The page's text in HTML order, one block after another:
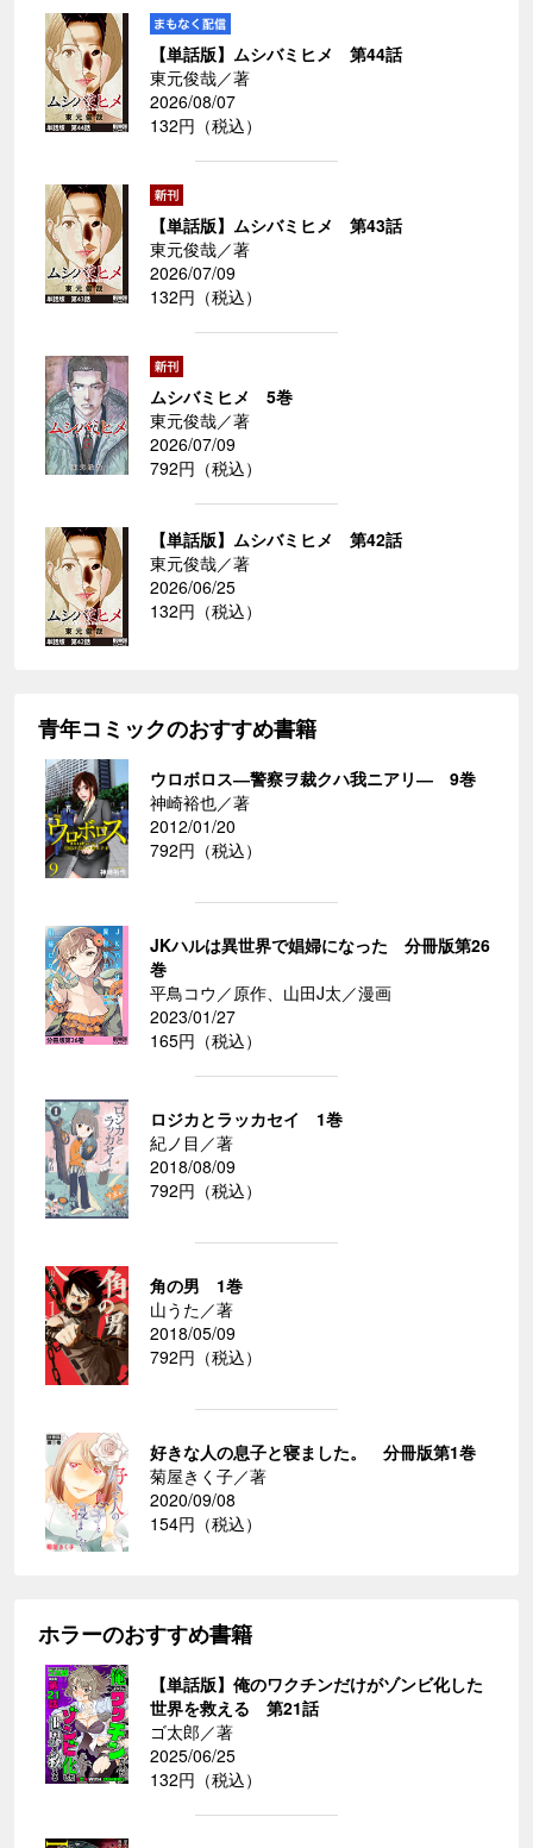
【単話版】ムシバミヒメ 第44話
東元俊哉／著
2026/08/07
132円（税込）
【単話版】ムシバミヒメ 第43話
東元俊哉／著
2026/07/09
132円（税込）
ムシバミヒメ 5巻
東元俊哉／著
2026/07/09
792円（税込）
【単話版】ムシバミヒメ 第42話
東元俊哉／著
2026/06/25
132円（税込）
青年コミックのおすすめ書籍
ウロボロス―警察ヲ裁クハ我ニアリ― 9巻
神崎裕也／著
2012/01/20
792円（税込）
JKハルは異世界で娼婦になった 分冊版第26
巻
平鳥コウ／原作、山田J太／漫画
2023/01/27
165円（税込）
ロジカとラッカセイ 1巻
紀ノ目／著
2018/08/09
792円（税込）
角の男 1巻
山うた／著
2018/05/09
792円（税込）
好きな人の息子と寝ました。 分冊版第1巻
菊屋きく子／著
2020/09/08
154円（税込）
ホラーのおすすめ書籍
【単話版】俺のワクチンだけがゾンビ化した
世界を救える 第21話
ゴ太郎／著
2025/06/25
132円（税込）